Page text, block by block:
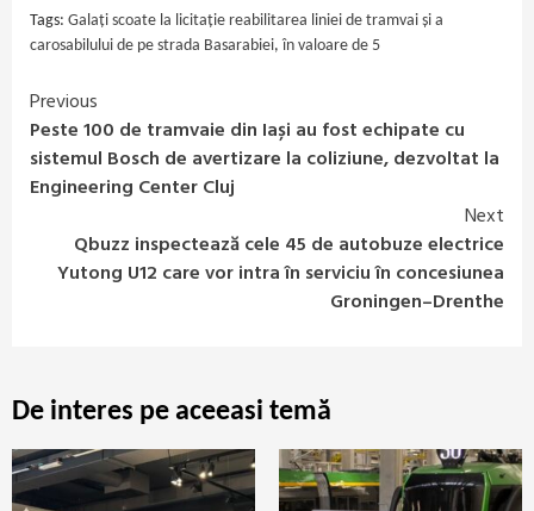
Tags: Galați scoate la licitație reabilitarea liniei de tramvai și a
carosabilului de pe strada Basarabiei, în valoare de 5
Continue
Reading
Previous
Peste 100 de tramvaie din Iași au fost echipate cu
sistemul Bosch de avertizare la coliziune, dezvoltat la
Engineering Center Cluj
Next
Qbuzz inspectează cele 45 de autobuze electrice
Yutong U12 care vor intra în serviciu în concesiunea
Groningen–Drenthe
De interes pe aceeasi temă